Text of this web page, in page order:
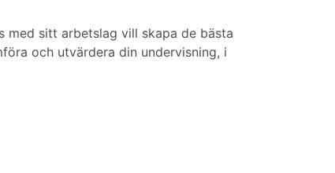
med sitt arbetslag vill skapa de bästa
och utvärdera din undervisning, i